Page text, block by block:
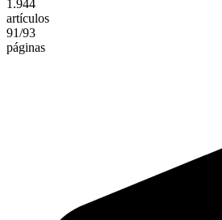
1.944
artículos
91/93
páginas